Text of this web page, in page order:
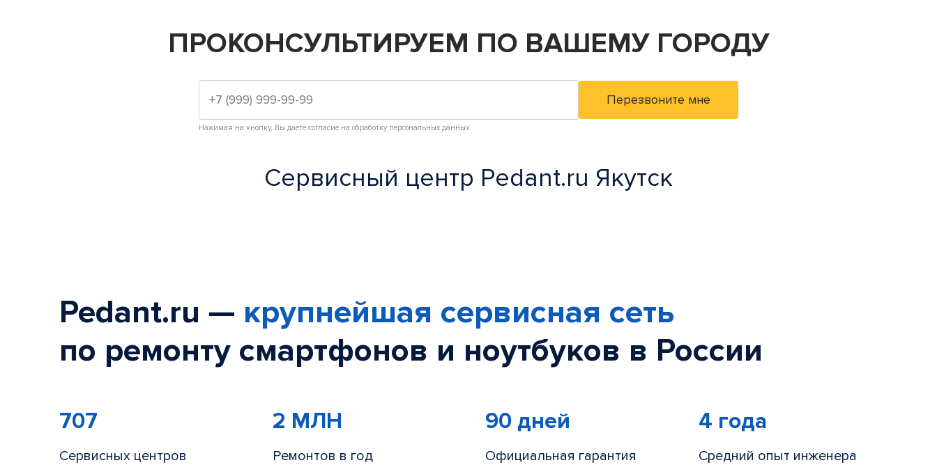
ПРОКОНСУЛЬТИРУЕМ ПО ВАШЕМУ ГОРОДУ
Нажимая на кнопку, Вы даете согласие на обработку персональных данных
Сервисный центр Pedant.ru Якутск
Pedant.ru — крупнейшая сервисная сеть
по ремонту смартфонов и ноутбуков в России
707
Сервисных центров
2 МЛН
Ремонтов в год
90 дней
Официальная гарантия
4 года
Средний опыт инженера